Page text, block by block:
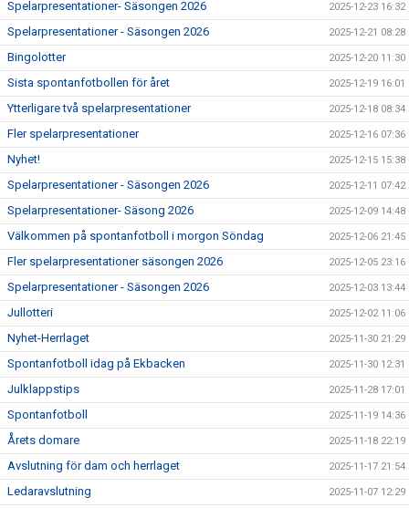
Spelarpresentationer- Säsongen 2026 2025-12-23 16:32
Spelarpresentationer - Säsongen 2026 2025-12-21 08:28
Bingolotter 2025-12-20 11:30
Sista spontanfotbollen för året 2025-12-19 16:01
Ytterligare två spelarpresentationer 2025-12-18 08:34
Fler spelarpresentationer 2025-12-16 07:36
Nyhet! 2025-12-15 15:38
Spelarpresentationer - Säsongen 2026 2025-12-11 07:42
Spelarpresentationer- Säsong 2026 2025-12-09 14:48
Välkommen på spontanfotboll i morgon Söndag 2025-12-06 21:45
Fler spelarpresentationer säsongen 2026 2025-12-05 23:16
Spelarpresentationer - Säsongen 2026 2025-12-03 13:44
Jullotteri 2025-12-02 11:06
Nyhet-Herrlaget 2025-11-30 21:29
Spontanfotboll idag på Ekbacken 2025-11-30 12:31
Julklappstips 2025-11-28 17:01
Spontanfotboll 2025-11-19 14:36
Årets domare 2025-11-18 22:19
Avslutning för dam och herrlaget 2025-11-17 21:54
Ledaravslutning 2025-11-07 12:29